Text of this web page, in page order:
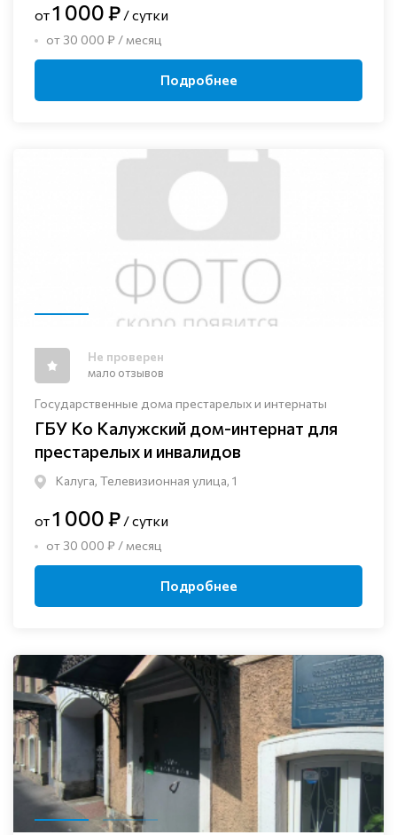
от1 000 ₽ / сутки
от 30 000 ₽ / месяц
Подробнее
Государственные дома престарелых и интернаты
ГБУ Ко Калужский дом-интернат для
престарелых и инвалидов
Калуга, Телевизионная улица, 1
Не проверен
мало отзывов
от1 000 ₽ / сутки
от 30 000 ₽ / месяц
Подробнее